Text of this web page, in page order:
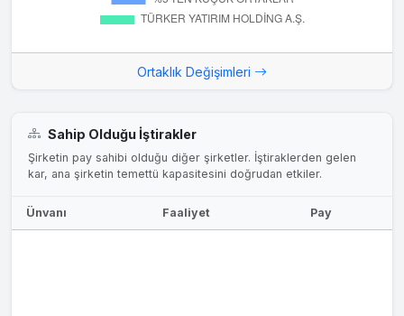
Ortaklık Değişimleri
Sahip Olduğu İştirakler
Şirketin pay sahibi olduğu diğer şirketler. İştiraklerden gelen
kar, ana şirketin temettü kapasitesini doğrudan etkiler.
Ünvanı Faaliyet Pay